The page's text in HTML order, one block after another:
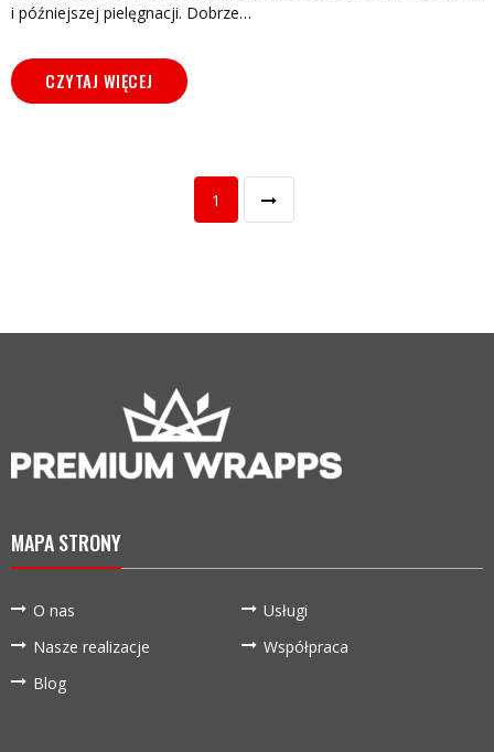
i późniejszej pielęgnacji. Dobrze…
CZYTAJ WIĘCEJ
1
MAPA STRONY
O nas
Usługi
Nasze realizacje
Współpraca
Blog